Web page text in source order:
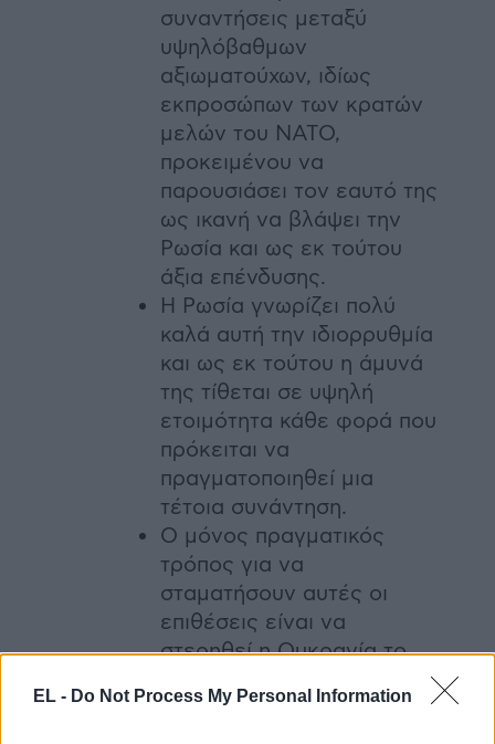
EL - Do Not Process My Personal Information
συναντήσεις μεταξύ
υψηλόβαθμων
αξιωματούχων, ιδίως
εκπροσώπων των κρατών
μελών του ΝΑΤΟ,
προκειμένου να
παρουσιάσει τον εαυτό της
ως ικανή να βλάψει την
Ρωσία και ως εκ τούτου
άξια επένδυσης.
Η Ρωσία γνωρίζει πολύ
καλά αυτή την ιδιορρυθμία
και ως εκ τούτου η άμυνά
της τίθεται σε υψηλή
ετοιμότητα κάθε φορά που
πρόκειται να
πραγματοποιηθεί μια
τέτοια συνάντηση.
Ο μόνος πραγματικός
τρόπος για να
σταματήσουν αυτές οι
επιθέσεις είναι να
στερηθεί η Ουκρανία το
έδαφος που χρειάζεται για
την εκτόξευση πυραύλων